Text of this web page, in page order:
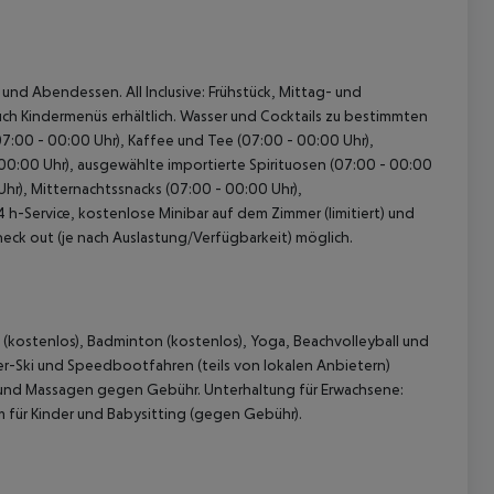
Abendessen. All Inclusive: Frühstück, Mittag- und
Kindermenüs erhältlich. Wasser und Cocktails zu bestimmten
- 00:00 Uhr), Kaffee und Tee (07:00 - 00:00 Uhr),
Uhr), ausgewählte importierte Spirituosen (07:00 - 00:00
Mitternachtssnacks (07:00 - 00:00 Uhr),
Service, kostenlose Minibar auf dem Zimmer (limitiert) und
out (je nach Auslastung/Verfügbarkeit) möglich.
Badminton (kostenlos), Yoga, Beachvolleyball und
Ski und Speedbootfahren (teils von lokalen Anbietern)
Massagen gegen Gebühr. Unterhaltung für Erwachsene:
Kinder und Babysitting (gegen Gebühr).